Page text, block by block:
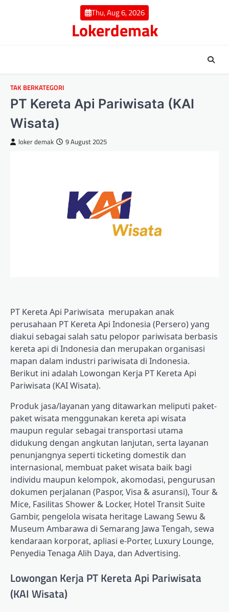
Thu, Aug 6, 2026
Lokerdemak
TAK BERKATEGORI
PT Kereta Api Pariwisata (KAI
Wisata)
loker demak 9 August 2025
PT Kereta Api Pariwisata merupakan anak
perusahaan PT Kereta Api Indonesia (Persero) yang
diakui sebagai salah satu pelopor pariwisata berbasis
kereta api di Indonesia dan merupakan organisasi
mapan dalam industri pariwisata di Indonesia.
Berikut ini adalah Lowongan Kerja PT Kereta Api
Pariwisata (KAI Wisata).
Produk jasa/layanan yang ditawarkan meliputi paket-
paket wisata menggunakan kereta api wisata
maupun regular sebagai transportasi utama
didukung dengan angkutan lanjutan, serta layanan
penunjangnya seperti ticketing domestik dan
internasional, membuat paket wisata baik bagi
individu maupun kelompok, akomodasi, pengurusan
dokumen perjalanan (Paspor, Visa & asuransi), Tour &
Mice, Fasilitas Shower & Locker, Hotel Transit Suite
Gambir, pengelola wisata heritage Lawang Sewu &
Museum Ambarawa di Semarang Jawa Tengah, sewa
kendaraan korporat, apliasi e-Porter, Luxury Lounge,
Penyedia Tenaga Alih Daya, dan Advertising.
Lowongan Kerja PT Kereta Api Pariwisata
(KAI Wisata)